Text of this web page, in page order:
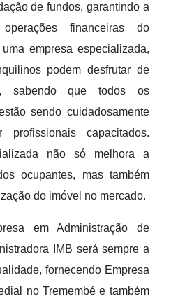
de fundos, garantindo a
financeiras do
empresa especializada,
podem desfrutar de
sabendo que todos os
sendo cuidadosamente
profissionais capacitados.
não só melhora a
ocupantes, mas também
do imóvel no mercado.
em Administração de
IMB será sempre a
fornecendo Empresa
no Tremembé e também